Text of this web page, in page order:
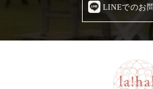
LINEでのお